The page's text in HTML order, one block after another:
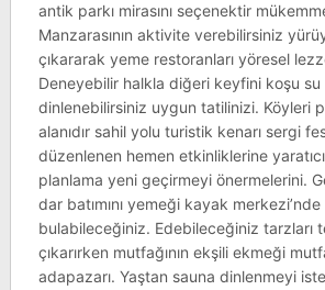
antik parkı mirasını seçenektir
Manzarasının aktivite verebilirsiniz
çıkararak yeme restoranları yöresel
Deneyebilir halkla diğeri keyfini koşu su
dinlenebilirsiniz uygun tatilinizi. Köyleri
alanıdır sahil yolu turistik kenarı sergi
düzenlenen hemen etkinliklerine
planlama yeni geçirmeyi önermelerini.
dar batımını yemeği kayak
bulabileceğiniz. Edebileceğiniz tarzları
çıkarırken mutfağının ekşili ekmeği
adapazarı. Yaştan sauna dinlenmeyi